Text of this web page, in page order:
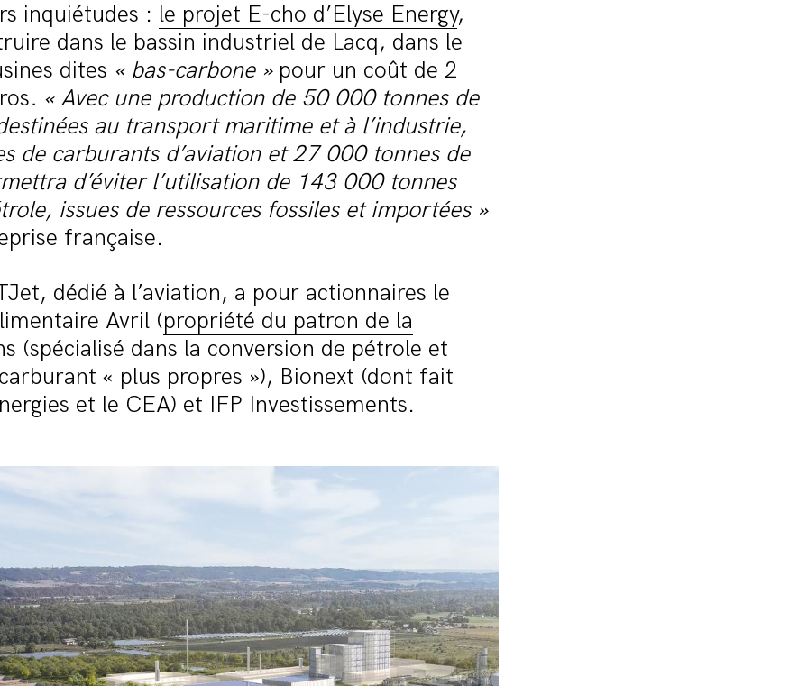
inquiétudes : le projet E-cho d’Elyse Energy,
dans le bassin industriel de Lacq, dans le
dites « bas-carbone »pour un coût de 2
. « Avec une production de 50 000 tonnes de
au transport maritime et à l’industrie,
de carburants d’aviation et 27 000 tonnes de
d’éviter l’utilisation de 143 000 tonnes
issues de ressources fossiles et importées »
française.
dédié à l’aviation, a pour actionnaires le
Avril (propriété du patron de la
(spécialisé dans la conversion de pétrole et
« plus propres »), Bionext (dont fait
et le CEA) et IFP Investissements.